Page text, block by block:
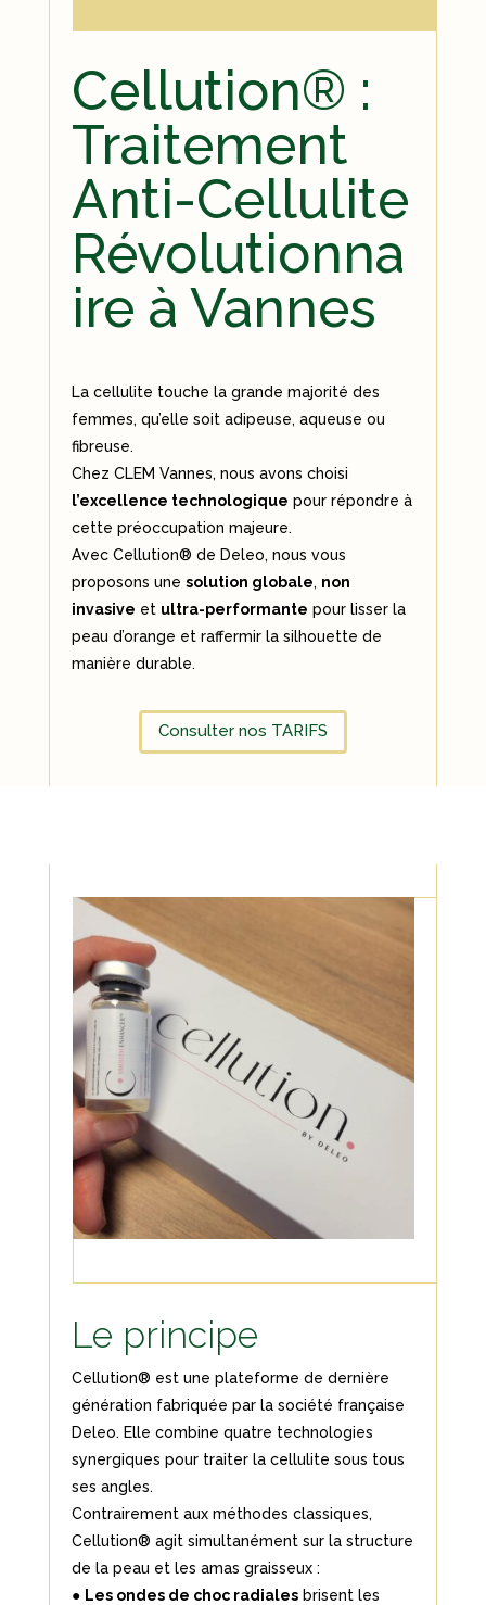
Cellution® :
Traitement
Anti-Cellulite
Révolutionna
ire à Vannes
La cellulite touche la grande majorité des
femmes, qu’elle soit adipeuse, aqueuse ou
fibreuse.
Chez CLEM Vannes, nous avons choisi
l’excellence technologique pour répondre à
cette préoccupation majeure.
Avec Cellution® de Deleo, nous vous
proposons une solution globale, non
invasive et ultra-performante pour lisser la
peau d’orange et raffermir la silhouette de
manière durable.
Consulter nos TARIFS
Le principe
Cellution® est une plateforme de dernière
génération fabriquée par la société française
Deleo. Elle combine quatre technologies
synergiques pour traiter la cellulite sous tous
ses angles.
Contrairement aux méthodes classiques,
Cellution® agit simultanément sur la structure
de la peau et les amas graisseux :
● Les ondes de choc radialesbrisent les